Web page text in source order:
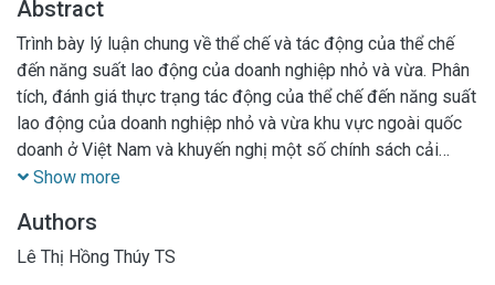
Abstract
Trình bày lý luận chung về thể chế và tác động của thể chế
đến năng suất lao động của doanh nghiệp nhỏ và vừa. Phân
tích, đánh giá thực trạng tác động của thể chế đến năng suất
lao động của doanh nghiệp nhỏ và vừa khu vực ngoài quốc
doanh ở Việt Nam và khuyến nghị một số chính sách cải
thiện thể chế nâng cao năng suất lao động của doanh nghiệp
Show more
Authors
Lê Thị Hồng Thúy TS